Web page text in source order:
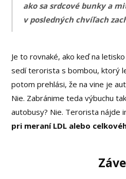
ako sa srdcové bunky a
v posledných chvíľach
Je to rovnaké, ako keď na
sedí terorista s bombou, ktorý
potom prehlási, že na vine je
Nie. Zabránime teda výbuchu
autobusy? Nie. Terorista nájde
pri meraní LDL alebo